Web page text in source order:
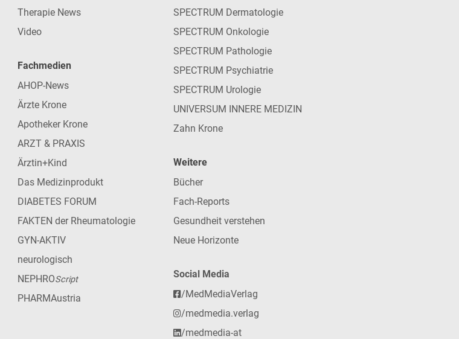
Therapie News
Video
Fachmedien
AHOP-News
Ärzte Krone
Apotheker Krone
ARZT & PRAXIS
Ärztin+Kind
Das Medizinprodukt
DIABETES FORUM
FAKTEN der Rheumatologie
GYN-AKTIV
neurologisch
NEPHROScript
PHARMAustria
SPECTRUM Dermatologie
SPECTRUM Onkologie
SPECTRUM Pathologie
SPECTRUM Psychiatrie
SPECTRUM Urologie
UNIVERSUM INNERE MEDIZIN
Zahn Krone
Weitere
Bücher
Fach-Reports
Gesundheit verstehen
Neue Horizonte
Social Media
/MedMediaVerlag
/medmedia.verlag
/medmedia-at